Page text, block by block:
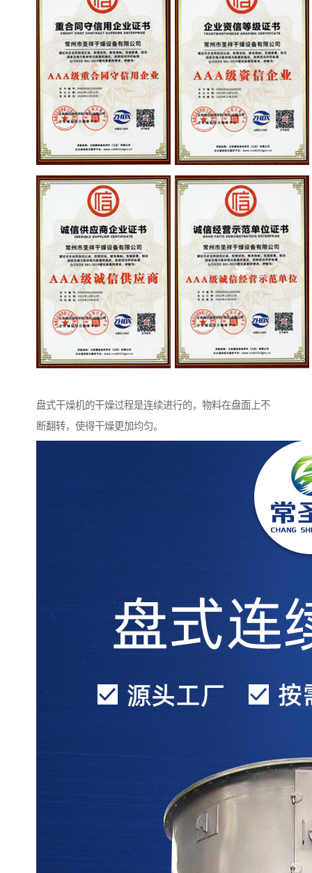
盘式干燥机的干燥过程是连续进行的，物料在盘面上不
断翻转，使得干燥更加均匀。